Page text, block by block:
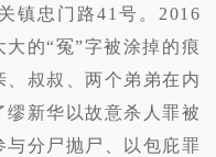
镇忠门路41号。2016
的“冤”字被涂掉的痕
叔叔、两个弟弟在内
新华以故意杀人罪被
与分尸抛尸、以包庇罪